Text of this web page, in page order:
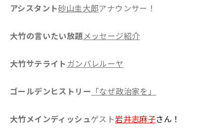
アシスタント砂山圭大郎アナウンサー！
大竹の言いたい放題メッセージ紹介
大竹サテライト ガンバレルーヤ
ゴールデンヒストリー 「なぜ政治家を」
大竹メインディッシュゲスト岩井志麻子さん！